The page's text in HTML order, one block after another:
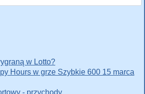
w Lotto?
Hours w grze Szybkie 600 15 marca
- przychody